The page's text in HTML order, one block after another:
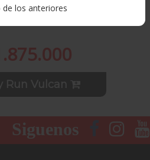
Siguenos
de los anteriores